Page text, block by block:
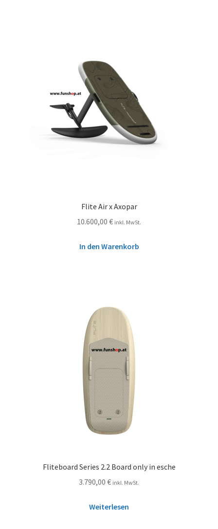
Flite Air x Axopar
10.600,00 € inkl. MwSt.
In den Warenkorb
Fliteboard Series 2.2 Board only in esche
3.790,00 € inkl. MwSt.
Weiterlesen